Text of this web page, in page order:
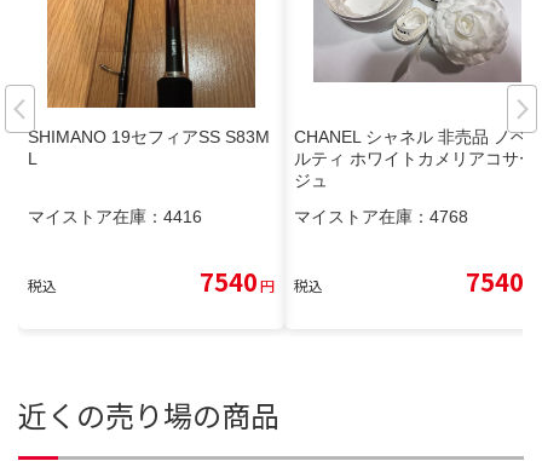
SHIMANO 19セフィアSS S83M
L
マイストア在庫： 4416
税込 7540円
CHANEL シャネル 非売品 ノベ
ルティ ホワイトカメリアコサー
ジュ
マイストア在庫： 4768
税込 7540
近くの売り場の商品